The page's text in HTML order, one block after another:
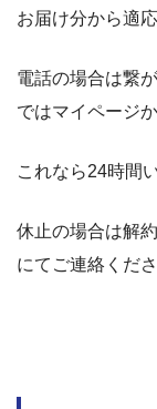
お届け分から適
電話の場合は繋
ではマイページ
これなら24時間
休止の場合は解
にてご連絡くださ